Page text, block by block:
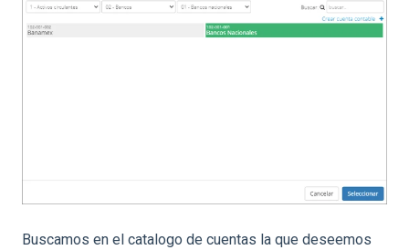
Buscamos en el catalogo de cuentas la que deseemos